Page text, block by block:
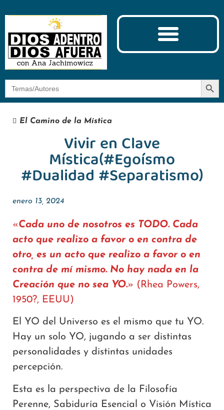
Botón
El Camino de la Mística
Vivir en Clave
Mística(#Egoísmo
#Dualidad #Separatismo)
enero 13, 2024
«Cada uno de nosotros es TODO. Cada
acto que realizo a favor o en contra de
otro, es un acto que realizo a favor o en
contra de mí mismo. No hay nada en la
Creación que no sea YO.» (Rhea Powers,
1950?, EEUU)
El YO del Universo es el mismo que tu YO.
Hay un solo YO, jugando a ser distintas
personalidades y distintas unidades
percepción.
Esta es la perspectiva de la Filosofía
Perenne, Sabiduría Esencial o Visión Mística